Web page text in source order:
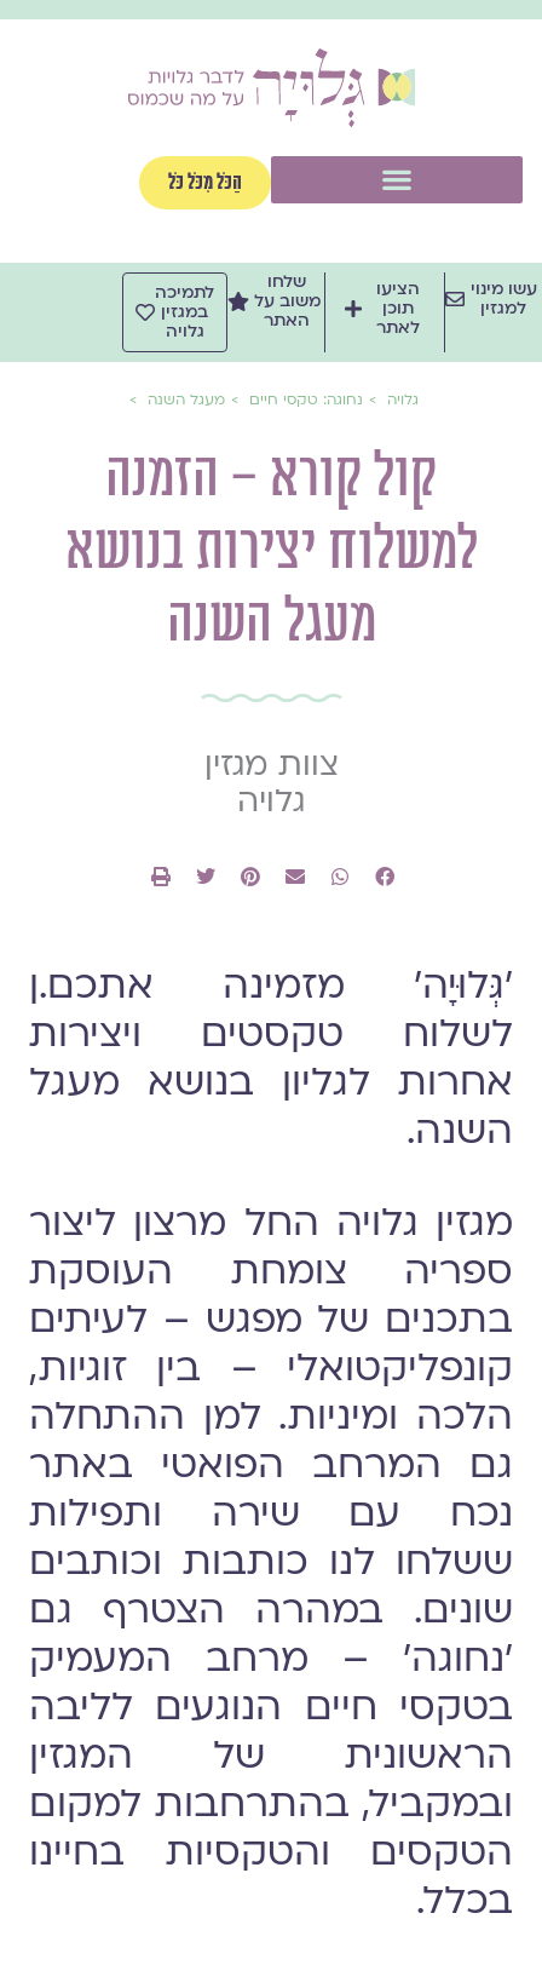
לתוכן
הַכֹּל מִכֹּל כֹּל
עשו מינוי
למגזין
הציעו
תוכן
לאתר
שלחו
משוב על
האתר
לתמיכה
במגזין
גלויה
גלויה נחוגה: טקסי חיים מעגל השנה
קול קורא – הזמנה
למשלוח יצירות בנושא
מעגל השנה
צוות מגזין
גלויה
׳גְּלוּיָה׳ מזמינה אתכם.ן
לשלוח טקסטים ויצירות
אחרות לגליון בנושא מעגל
השנה.
מגזין גלויה החל מרצון ליצור
ספריה צומחת העוסקת
בתכנים של מפגש – לעיתים
קונפליקטואלי – בין זוגיות,
הלכה ומיניות. למן ההתחלה
גם המרחב הפואטי באתר
נכח עם שירה ותפילות
ששלחו לנו כותבות וכותבים
שונים. במהרה הצטרף גם
׳נחוגה׳ – מרחב המעמיק
בטקסי חיים הנוגעים לליבה
הראשונית של המגזין
ובמקביל, בהתרחבות למקום
הטקסים והטקסיות בחיינו
בכלל.